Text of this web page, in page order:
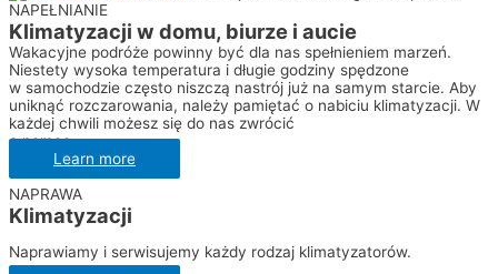
NAPEŁNIANIE
Klimatyzacji w domu, biurze i aucie
Wakacyjne podróże powinny być dla nas spełnieniem marzeń.
Niestety wysoka temperatura i długie godziny spędzone
w samochodzie często niszczą nastrój już na samym starcie. Aby
uniknąć rozczarowania, należy pamiętać o nabiciu klimatyzacji. W
każdej chwili możesz się do nas zwrócić
o pomoc.
Learn more
NAPRAWA
Klimatyzacji
Naprawiamy i serwisujemy każdy rodzaj klimatyzatorów.